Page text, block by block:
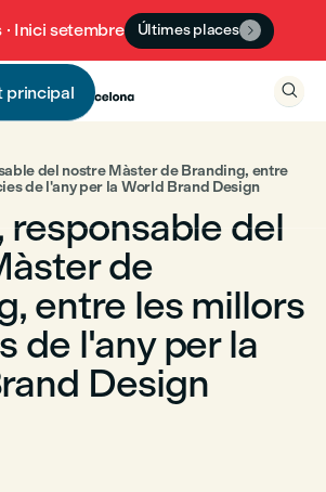
Inici setembre Últimes places 
principal 
del nostre Màster de Branding, entre
de l'any per la World Brand Design
responsable del
de
entre les millors
de l'any per la
Design